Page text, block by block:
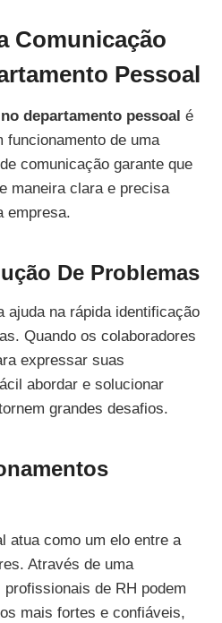
Comunicação
Pessoal
departamento pessoal é
funcionamento de uma
comunicação garante que
maneira clara e precisa
empresa.
De Problemas
ajuda na rápida identificação
Quando os colaboradores
expressar suas
abordar e solucionar
grandes desafios.
atua como um elo entre a
Através de uma
de RH podem
mais fortes e confiáveis,